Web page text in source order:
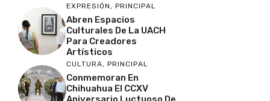
EXPRESIÓN , PRINCIPAL
Abren Espacios
Culturales De La UACH
Para Creadores
Artísticos
CULTURA, PRINCIPAL
Conmemoran En
Chihuahua El CCXV